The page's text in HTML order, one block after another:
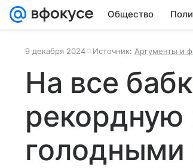
Общество
9 декабря 2024 Источник: Аргументы и
На все
голодными